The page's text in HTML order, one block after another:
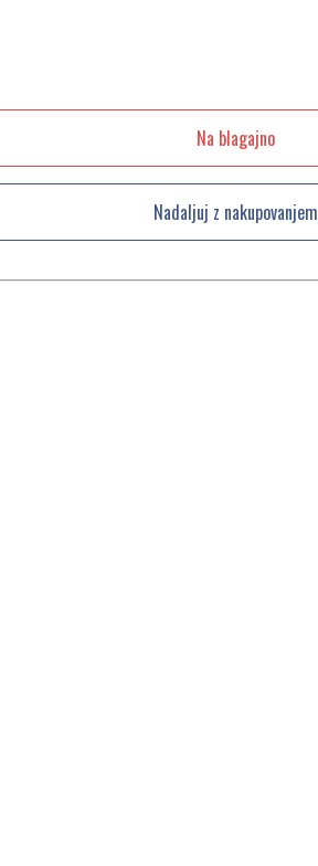
Na blagajno
Nadaljuj z nakupovanjem